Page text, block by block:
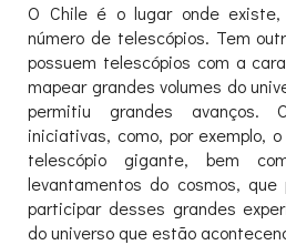
O Chile é o lugar onde
número de telescópios. Tem
possuem telescópios com a
mapear grandes volumes do
permitiu grandes
iniciativas, como, por exemplo,
telescópio gigante, bem
levantamentos do cosmos,
participar desses grandes
do universo que estão